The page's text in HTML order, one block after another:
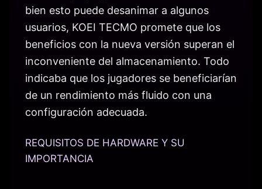
bien esto puede desanimar a algunos
usuarios, KOEI TECMO promete que los
beneficios con la nueva versión superan el
inconveniente del almacenamiento. Todo
indicaba que los jugadores se beneficiarían
de un rendimiento más fluido con una
configuración adecuada.
REQUISITOS DE HARDWARE Y SU
IMPORTANCIA